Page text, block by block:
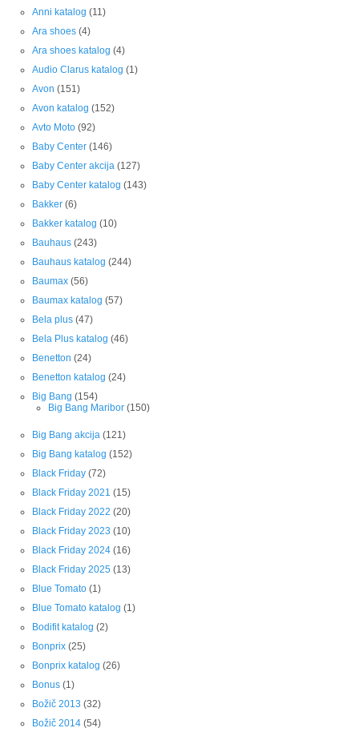
Anni katalog (11)
Ara shoes (4)
Ara shoes katalog (4)
Audio Clarus katalog (1)
Avon (151)
Avon katalog (152)
Avto Moto (92)
Baby Center (146)
Baby Center akcija (127)
Baby Center katalog (143)
Bakker (6)
Bakker katalog (10)
Bauhaus (243)
Bauhaus katalog (244)
Baumax (56)
Baumax katalog (57)
Bela plus (47)
Bela Plus katalog (46)
Benetton (24)
Benetton katalog (24)
Big Bang (154)
Big Bang Maribor (150)
Big Bang akcija (121)
Big Bang katalog (152)
Black Friday (72)
Black Friday 2021 (15)
Black Friday 2022 (20)
Black Friday 2023 (10)
Black Friday 2024 (16)
Black Friday 2025 (13)
Blue Tomato (1)
Blue Tomato katalog (1)
Bodifit katalog (2)
Bonprix (25)
Bonprix katalog (26)
Bonus (1)
Božič 2013 (32)
Božič 2014 (54)